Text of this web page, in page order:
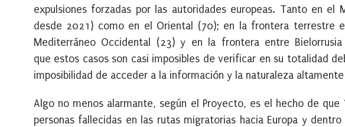
expulsiones forzadas por las autoridades europeas. Tanto en el
desde 2021) como en el Oriental (70); en la frontera terrestre
Mediterráneo Occidental (23) y en la frontera entre
que estos casos son casi imposibles de verificar en su totalidad
imposibilidad de acceder a la información y la naturaleza
Algo no menos alarmante, según el Proyecto, es el hecho de
personas fallecidas en las rutas migratorias hacia Europa y